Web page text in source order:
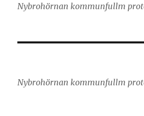
Nybrohörnan kommunfullm
Nybrohörnan kommunfullm